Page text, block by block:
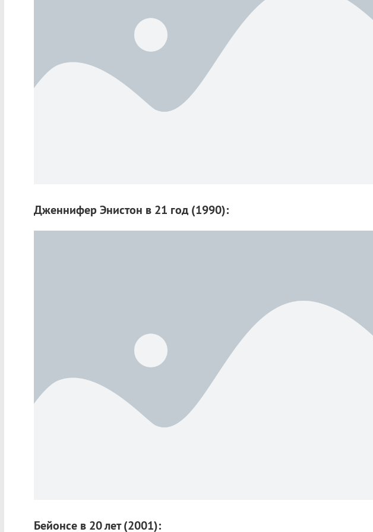
Дженнифер Энистон в 21 год (1990):
Бейонсе в 20 лет (2001):